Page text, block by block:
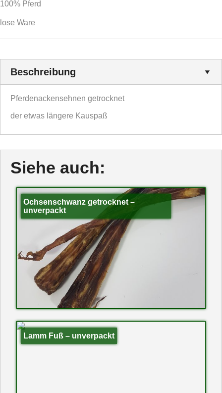
100% Pferd
lose Ware
Beschreibung
Pferdenackensehnen getrocknet
der etwas längere Kauspaß
Siehe auch:
Ochsenschwanz getrocknet –
unverpackt
Lamm Fuß – unverpackt